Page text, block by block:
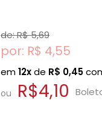
de: R$5,69
por: R$ 4,55
em12xde R$ 0,45
ou R$4,10